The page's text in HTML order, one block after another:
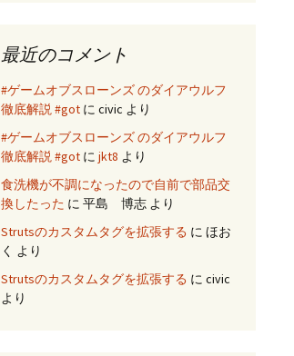
最近のコメント
#ゲームオブスローンズ のダイアウルフ
徹底解説 #got に civic より
#ゲームオブスローンズ のダイアウルフ
徹底解説 #got に jkt8 より
食洗機が不調になったので自前で部品交
換したった に 平島 博志 より
Strutsのカスタムタグを拡張する に ほお
く より
Strutsのカスタムタグを拡張する に civic
より